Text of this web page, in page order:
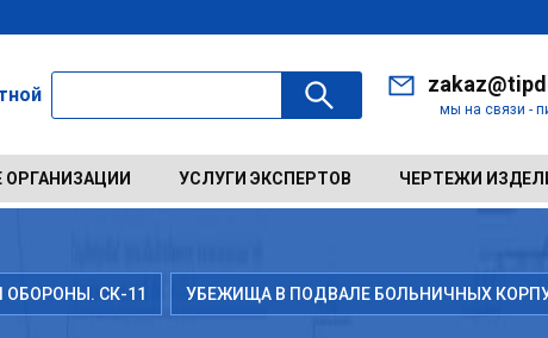
мы на связи -
ОРГАНИЗАЦИИ УСЛУГИ ЭКСПЕРТОВ ЧЕРТЕЖИ
СК-11 УБЕЖИЩА В ПОДВАЛЕ БОЛЬНИЧНЫХ